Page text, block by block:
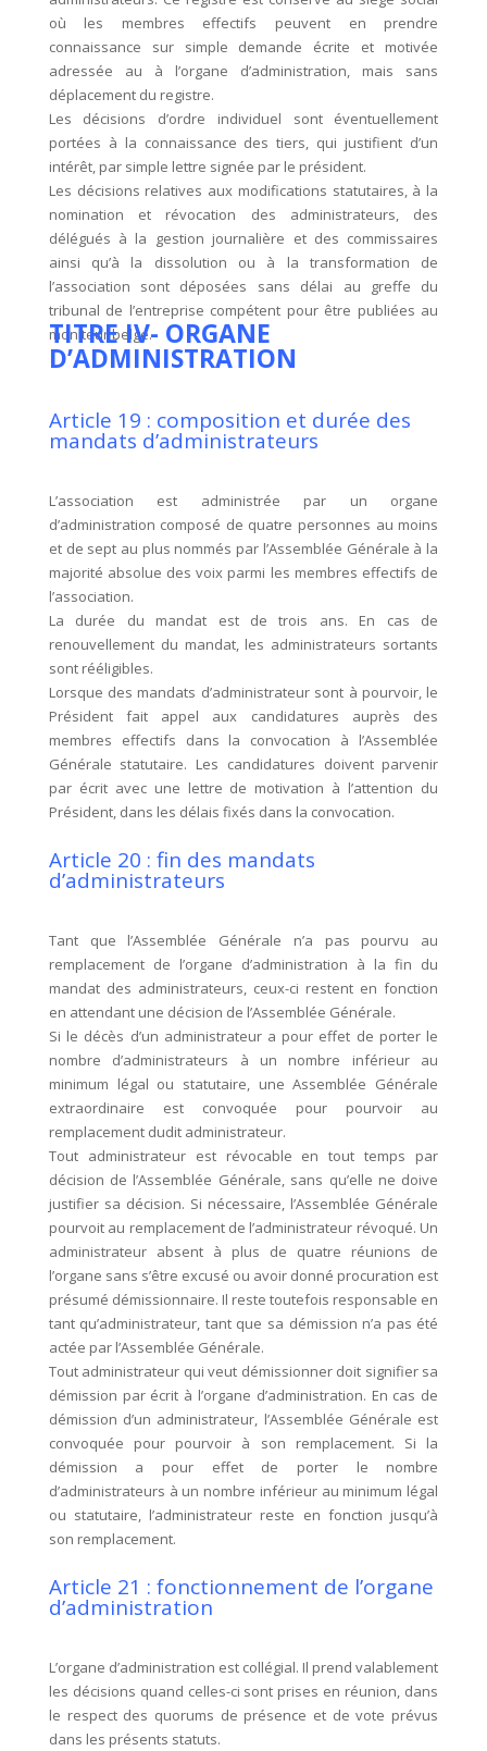
où les membres effectifs peuvent en prendre
connaissance sur simple demande écrite et motivée
adressée au à l’organe d’administration, mais sans
déplacement du registre.
Les décisions d’ordre individuel sont éventuellement
portées à la connaissance des tiers, qui justifient d’un
intérêt, par simple lettre signée par le président.
Les décisions relatives aux modifications statutaires, à la
nomination et révocation des administrateurs, des
délégués à la gestion journalière et des commissaires
ainsi qu’à la dissolution ou à la transformation de
l’association sont déposées sans délai au greffe du
tribunal de l’entreprise compétent pour être publiées au
moniteur belge.
TITRE IV- ORGANE
D’ADMINISTRATION
Article 19 : composition et durée des
mandats d’administrateurs
L’association est administrée par un organe
d’administration composé de quatre personnes au moins
et de sept au plus nommés par l’Assemblée Générale à la
majorité absolue des voix parmi les membres effectifs de
l’association.
La durée du mandat est de trois ans. En cas de
renouvellement du mandat, les administrateurs sortants
sont rééligibles.
Lorsque des mandats d’administrateur sont à pourvoir, le
Président fait appel aux candidatures auprès des
membres effectifs dans la convocation à l’Assemblée
Générale statutaire. Les candidatures doivent parvenir
par écrit avec une lettre de motivation à l’attention du
Président, dans les délais fixés dans la convocation.
Article 20 : fin des mandats
d’administrateurs
Tant que l’Assemblée Générale n’a pas pourvu au
remplacement de l’organe d’administration à la fin du
mandat des administrateurs, ceux-ci restent en fonction
en attendant une décision de l’Assemblée Générale.
Si le décès d’un administrateur a pour effet de porter le
nombre d’administrateurs à un nombre inférieur au
minimum légal ou statutaire, une Assemblée Générale
extraordinaire est convoquée pour pourvoir au
remplacement dudit administrateur.
Tout administrateur est révocable en tout temps par
décision de l’Assemblée Générale, sans qu’elle ne doive
justifier sa décision. Si nécessaire, l’Assemblée Générale
pourvoit au remplacement de l’administrateur révoqué. Un
administrateur absent à plus de quatre réunions de
l’organe sans s’être excusé ou avoir donné procuration est
présumé démissionnaire. Il reste toutefois responsable en
tant qu’administrateur, tant que sa démission n’a pas été
actée par l’Assemblée Générale.
Tout administrateur qui veut démissionner doit signifier sa
démission par écrit à l’organe d’administration. En cas de
démission d’un administrateur, l’Assemblée Générale est
convoquée pour pourvoir à son remplacement. Si la
démission a pour effet de porter le nombre
d’administrateurs à un nombre inférieur au minimum légal
ou statutaire, l’administrateur reste en fonction jusqu’à
son remplacement.
Article 21 : fonctionnement de l’organe
d’administration
L’organe d’administration est collégial. Il prend valablement
les décisions quand celles-ci sont prises en réunion, dans
le respect des quorums de présence et de vote prévus
dans les présents statuts.